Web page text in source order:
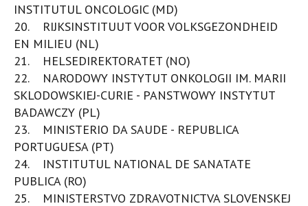
INSTITUTUL ONCOLOGIC (MD)
20. RIJKSINSTITUUT VOOR VOLKSGEZONDHEID
EN MILIEU (NL)
21. HELSEDIREKTORATET (NO)
22. NARODOWY INSTYTUT ONKOLOGII IM. MARII
SKLODOWSKIEJ-CURIE - PANSTWOWY INSTYTUT
BADAWCZY (PL)
23. MINISTERIO DA SAUDE - REPUBLICA
PORTUGUESA (PT)
24. INSTITUTUL NATIONAL DE SANATATE
PUBLICA (RO)
25. MINISTERSTVO ZDRAVOTNICTVA SLOVENSKEJ